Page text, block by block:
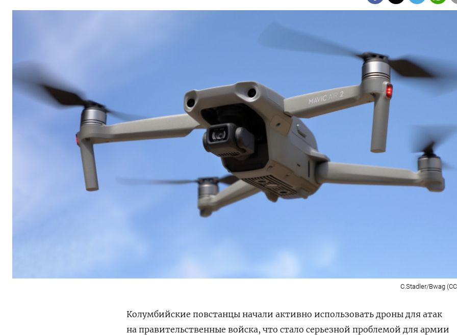
C.Stadler/Bwag
Колумбийские повстанцы начали активно использовать дроны для атак
на правительственные войска, что стало серьезной проблемой для армии